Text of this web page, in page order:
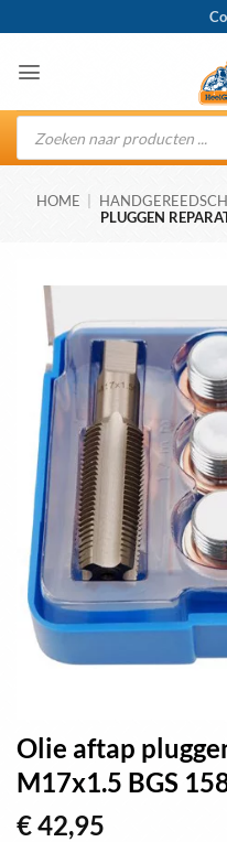
naar
inhoud
Producten
zoeken
HOME
PLUGGEN
Olie aftap
M17x1.5 BGS
€42,95